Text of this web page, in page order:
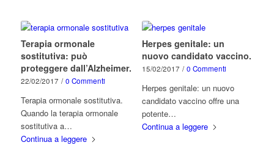
Terapia ormonale
sostitutiva: può
proteggere dall’Alzheimer.
22/02/2017 / 0 Commenti
Terapia ormonale sostitutiva.
Quando la terapia ormonale
sostitutiva a…
Continua a leggere
Herpes genitale: un
nuovo candidato vaccino.
15/02/2017 / 0 Commenti
Herpes genitale: un nuovo
candidato vaccino offre una
potente…
Continua a leggere